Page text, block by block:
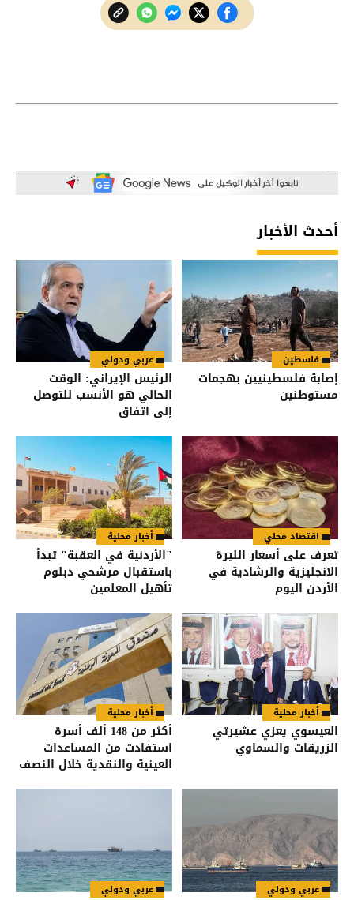
أحدث الأخبار
فلسطين
إصابة فلسطينيين بهجمات
مستوطنين
عربي ودولي
الرئيس الإيراني: الوقت
الحالي هو الأنسب للتوصل
إلى اتفاق
اقتصاد محلي
تعرف على أسعار الليرة
الانجليزية والرشادية في
الأردن اليوم
أخبار محلية
"الأردنية في العقبة" تبدأ
باستقبال مرشحي دبلوم
تأهيل المعلمين
أخبار محلية
العيسوي يعزي عشيرتي
الزريقات والسماوي
أخبار محلية
أكثر من 148 ألف أسرة
استفادت من المساعدات
العينية والنقدية خلال النصف
عربي ودولي عربي ودولي